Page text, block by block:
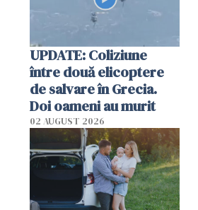
UPDATE: Coliziune
între două elicoptere
de salvare în Grecia.
Doi oameni au murit
02 AUGUST 2026